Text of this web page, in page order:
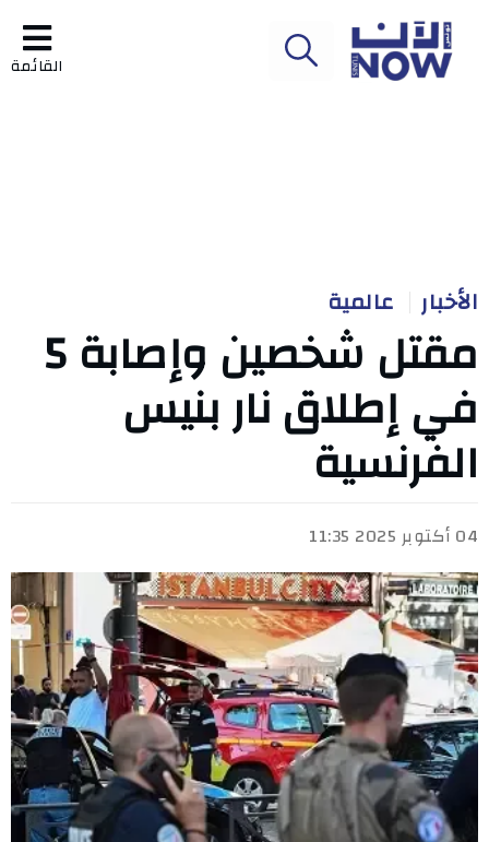
القائمة
الأخبار عالمية
مقتل شخصين وإصابة 5
في إطلاق نار بنيس
الفرنسية
04 أكتوبر 2025 11:35